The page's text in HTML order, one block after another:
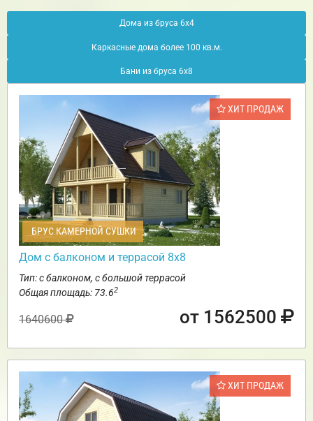
Дома из бруса 6х4
Каркасные дома более 100 кв.м.
Бани из бруса 6х8
ХИТ ПРОДАЖ
БРУС КАМЕРНОЙ СУШКИ
Дом с балконом и террасой 8х8
Тип: с балконом, с большой террасой
Общая площадь: 73.62
1640600 от 1562500
ХИТ ПРОДАЖ